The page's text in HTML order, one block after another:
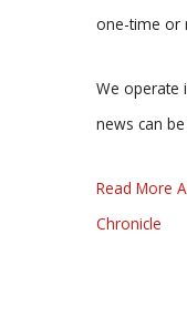
one-time or
We operate
news can
Read More
Chronicle